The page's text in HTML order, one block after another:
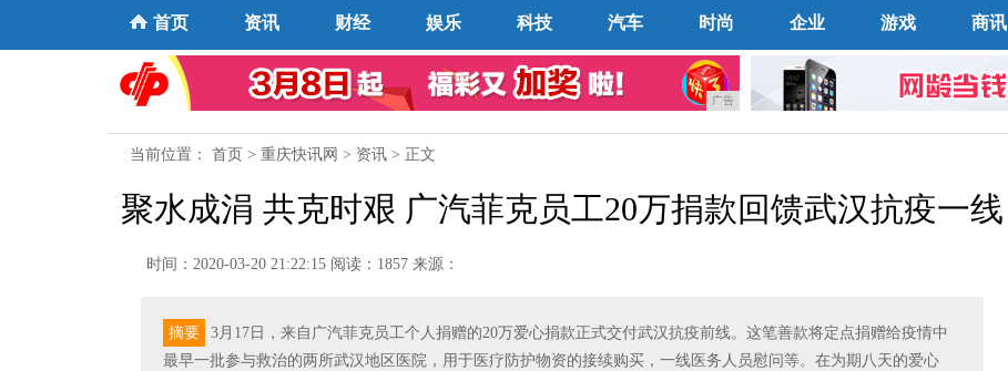
首页 资讯 财经 娱乐 科技 汽车 时尚 企业 游戏 商讯
广告
当前位置： 首页 > 重庆快讯网 > 资讯 > 正文
聚水成涓 共克时艰 广汽菲克员工20万捐款回馈武汉抗疫一线
时间：2020-03-20 21:22:15 阅读：1857 来源：
摘要
3月17日，来自广汽菲克员工个人捐赠的20万爱心捐款正式交付武汉抗疫前线。这笔善款将定点捐赠给疫情中
最早一批参与救治的两所武汉地区医院，用于医疗防护物资的接续购买，一线医务人员慰问等。在为期八天的爱心